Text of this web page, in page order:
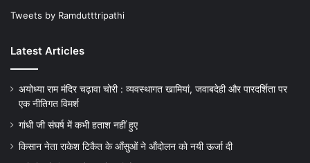
Tweets by Ramdutttripathi
Latest Articles
अयोध्या राम मंदिर चढ़ावा चोरी : व्यवस्थागत खामियां, जवाबदेही और पारदर्शिता पर
एक नीतिगत विमर्श
गांधी जी संघर्ष में कभी हताश नहीं हुए
किसान नेता राकेश टिकैत के आँसुओं ने ऑंदोलन को नयी ऊर्जा दी